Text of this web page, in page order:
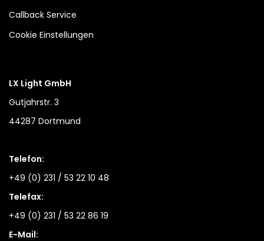
Callback Service
Cookie Einstellungen
LX Light GmbH
Gutjahrstr. 3
44287 Dortmund
Telefon:
+49 (0) 231 / 53 22 10 48
Telefax:
+49 (0) 231 / 53 22 86 19
E-Mail: